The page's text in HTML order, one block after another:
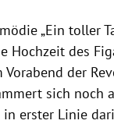
„Ein toller
Hochzeit des
Vorabend der
sich noch
erster Linie